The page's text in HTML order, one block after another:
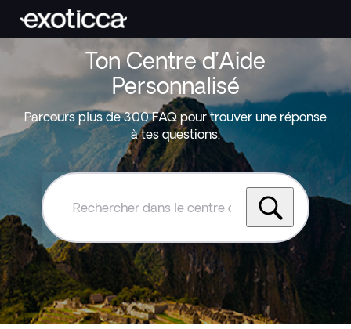
Ton Centre d’Aide
Personnalisé
Parcours plus de 300 FAQ pour trouver une réponse
à tes questions.
Rechercher
le
centre
d'aide
Exoticca